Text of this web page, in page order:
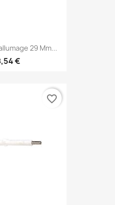
29 Mm...
€
favorite_border